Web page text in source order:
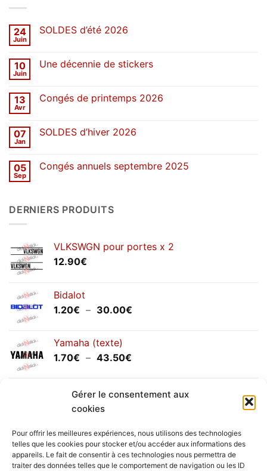
Gérer le consentement aux
cookies
Pour offrir les meilleures expériences, nous utilisons des technologies
telles que les cookies pour stocker et/ou accéder aux informations des
appareils. Le fait de consentir à ces technologies nous permettra de
traiter des données telles que le comportement de navigation ou les ID
24
Juin
SOLDES d’été 2026
SOLDES
10
Juin
Une décennie de stickers
Une
13
Avr
Congés de printemps 2026
Congés
07
Jan
SOLDES d’hiver 2026
SOLDES
05
Sep
Congés annuels septembre 2025
annuels
DERNIERS PRODUITS
VLKSWGN pour portes x 2
12.90€
Bidalot
1.20€ – 30.00€
Yamaha (texte)
1.70€ – 43.50€
prix :
1.70€
Yamaha (logo circulaire)
2.00€ – 25.90
prix :
2.00€
à
25.90€
Livraison vers la France exclusivement. Pour les pays